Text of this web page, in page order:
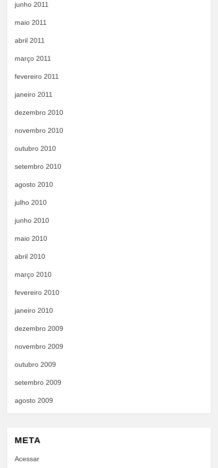
junho 2011
maio 2011
abril 2011
março 2011
fevereiro 2011
janeiro 2011
dezembro 2010
novembro 2010
outubro 2010
setembro 2010
agosto 2010
julho 2010
junho 2010
maio 2010
abril 2010
março 2010
fevereiro 2010
janeiro 2010
dezembro 2009
novembro 2009
outubro 2009
setembro 2009
agosto 2009
META
Acessar